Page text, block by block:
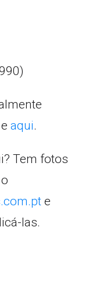
e aqui.
Tem fotos
e
las.